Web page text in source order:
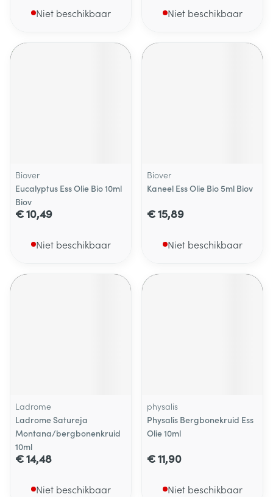
Niet beschikbaar Niet beschikbaar
Biover
Eucalyptus Ess Olie Bio 10ml
Biov
€ 10,49
Niet beschikbaar
Biover
Kaneel Ess Olie Bio 5ml Biov
€ 15,89
Niet beschikbaar
Ladrome
Ladrome Satureja
Montana/bergbonenkruid
10ml
€ 14,48
Niet beschikbaar
physalis
Physalis Bergbonekruid Ess
Olie 10ml
€ 11,90
Niet beschikbaar